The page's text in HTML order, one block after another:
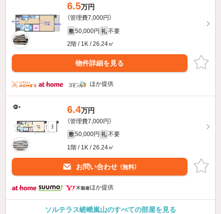
6.5万円
（管理費7,000円）
敷 50,000円 礼 不要
2階 / 1K / 26.24㎡
物件詳細を見る
ほか提供
6.4万円
（管理費7,000円）
敷 50,000円 礼 不要
1階 / 1K / 26.24㎡
お問い合わせ （無料）
ほか提供
ソルテラス嵯峨嵐山のすべての部屋を見る